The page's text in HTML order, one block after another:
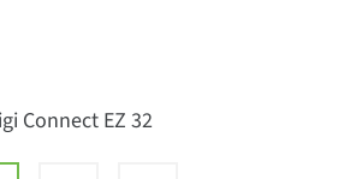
Connect EZ 32